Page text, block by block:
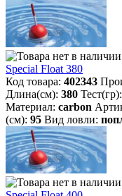
Special Float 380
Код товара: 402343
Длина(см): 380 Тест(гр):
Материал: carbon
(см): 95 Вид ловли: